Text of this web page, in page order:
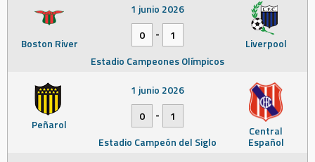
Boston River Liverpool
1 junio 2026
0
-
1
Estadio Campeones Olímpicos
Peñarol Central
Español
1 junio 2026
0
-
1
Estadio Campeón del Siglo